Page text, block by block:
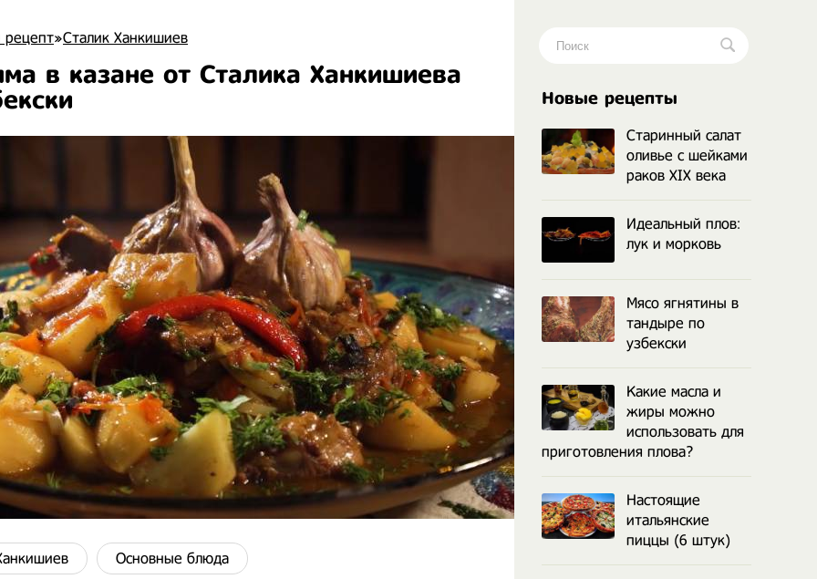
рецепт»Сталик Ханкишиев
в казане от Сталика Ханкишиева
Основные блюда
Новые рецепты
Старинный салат
оливье с шейками
раков XIX века
Идеальный плов:
лук и морковь
Мясо ягнятины в
тандыре по
узбекски
Какие масла и
жиры можно
использовать для
приготовления плова?
Настоящие
итальянские
пиццы (6 штук)